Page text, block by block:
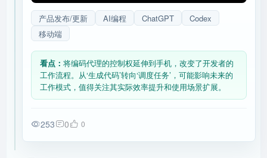
产品发布/更新 AI编程 ChatGPT
Codex
移动端
看点： 将编码代理的控制权延伸到手机，改变了开发者的
工作流程。从‘生成代码’转向‘调度任务’，可能影响未来的
工作模式，值得关注其实际效率提升和使用场景扩展。
253 0 0